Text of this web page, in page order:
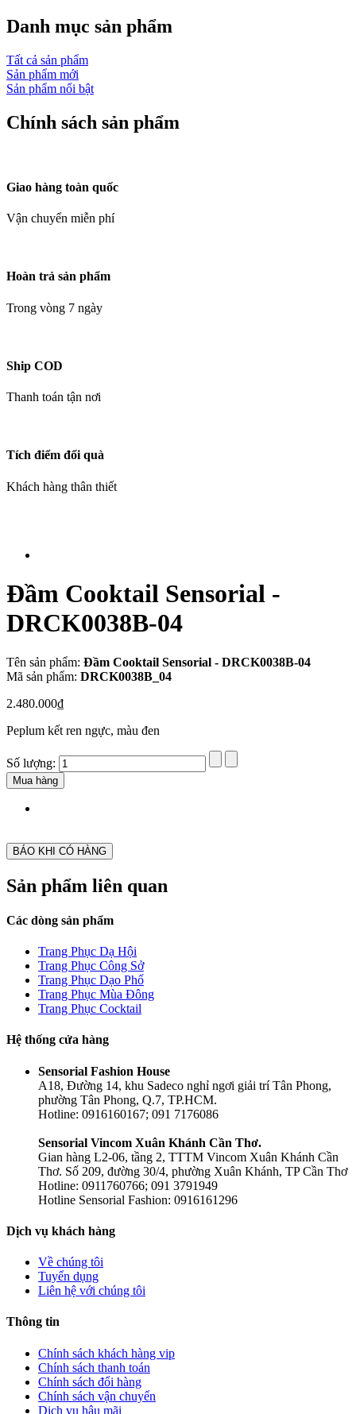
Danh mục sản phẩm
Tất cả sản phẩm
Sản phẩm mới
Sản phẩm nổi bật
Chính sách sản phẩm
Giao hàng toàn quốc
Vận chuyển miễn phí
Hoàn trả sản phẩm
Trong vòng 7 ngày
Ship COD
Thanh toán tận nơi
Tích điểm đổi quà
Khách hàng thân thiết
Đầm Cooktail Sensorial -
DRCK0038B-04
Tên sản phẩm: Đầm Cooktail Sensorial - DRCK0038B-04
Mã sản phẩm: DRCK0038B_04
2.480.000₫
Peplum kết ren ngực, màu đen
Số lượng:
Mua hàng
BÁO KHI CÓ HÀNG
Sản phẩm liên quan
Các dòng sản phẩm
Trang Phục Dạ Hội
Trang Phục Công Sở
Trang Phục Dạo Phố
Trang Phục Mùa Đông
Trang Phục Cocktail
Hệ thống cửa hàng
Sensorial Fashion House
A18, Đường 14, khu Sadeco nghỉ ngơi giải trí Tân Phong,
phường Tân Phong, Q.7, TP.HCM.
Hotline: 0916160167; 091 7176086
Sensorial Vincom Xuân Khánh Cần Thơ.
Gian hàng L2-06, tầng 2, TTTM Vincom Xuân Khánh Cần
Thơ. Số 209, đường 30/4, phường Xuân Khánh, TP Cần Thơ
Hotline: 0911760766; 091 3791949
Hotline Sensorial Fashion: 0916161296
Dịch vụ khách hàng
Về chúng tôi
Tuyển dụng
Liên hệ với chúng tôi
Thông tin
Chính sách khách hàng vip
Chính sách thanh toán
Chính sách đổi hàng
Chính sách vận chuyển
Dịch vụ hậu mãi